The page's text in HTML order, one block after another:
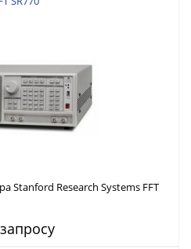
Stanford Research Systems FFT